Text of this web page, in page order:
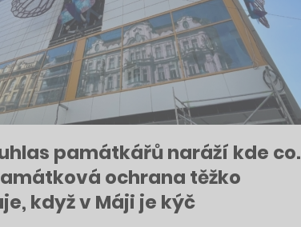
památkářů naráží kde co.
ochrana těžko
když v Máji je kýč